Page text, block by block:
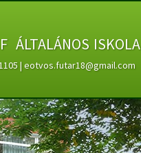
általános iskola
| eotvos.futar18@gmail.com